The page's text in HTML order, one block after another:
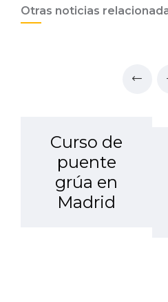
Otras noticias
Curso de
puente
grúa en
Madrid